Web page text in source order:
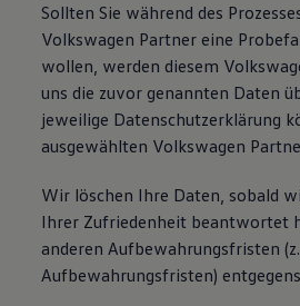
Sollten Sie während des
Volkswagen Partner eine
wollen, werden diesem
uns die zuvor genannten Daten
jeweilige Datenschutzerklärung
ausgewählten Volkswagen
Wir löschen Ihre Daten, sobald
Ihrer Zufriedenheit beantwortet
anderen Aufbewahrungsfristen
Aufbewahrungsfristen)